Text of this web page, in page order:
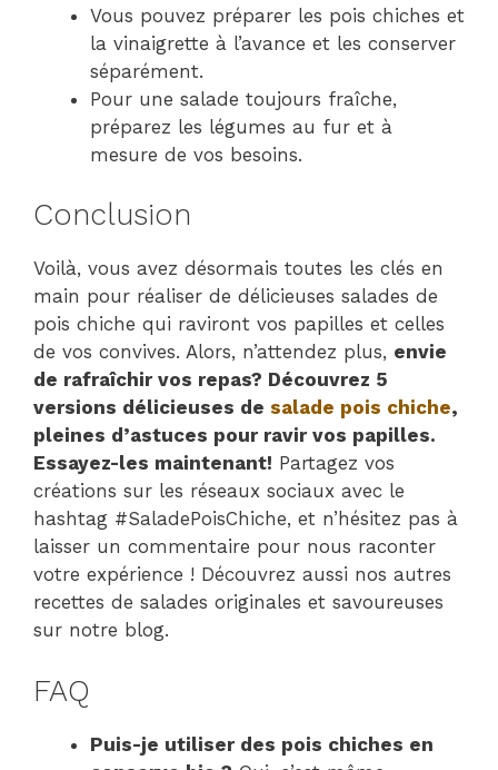
Vous pouvez préparer les pois chiches et
la vinaigrette à l’avance et les conserver
séparément.
Pour une salade toujours fraîche,
préparez les légumes au fur et à
mesure de vos besoins.
Conclusion
Voilà, vous avez désormais toutes les clés en
main pour réaliser de délicieuses salades de
pois chiche qui raviront vos papilles et celles
de vos convives. Alors, n’attendez plus, envie
de rafraîchir vos repas? Découvrez 5
versions délicieuses de salade pois chiche,
pleines d’astuces pour ravir vos papilles.
Essayez-les maintenant! Partagez vos
créations sur les réseaux sociaux avec le
hashtag #SaladePoisChiche, et n’hésitez pas à
laisser un commentaire pour nous raconter
votre expérience ! Découvrez aussi nos autres
recettes de salades originales et savoureuses
sur notre blog.
FAQ
Puis-je utiliser des pois chiches en